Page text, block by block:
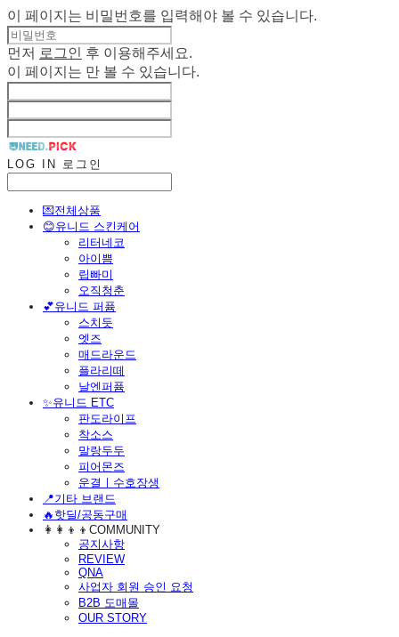
이 페이지는 비밀번호를 입력해야 볼 수 있습니다.
먼저 로그인
후 이용해주세요.
이 페이지는 만 볼 수 있습니다.
LOG IN 로그인
💌전체상품
😊유니드 스킨케어
리터네코
아이쁨
립빠미
오직청춘
💕유니드 퍼퓸
스치듯
엣즈
매드라운드
플라리떼
날엔퍼퓸
​✨유니드 ETC
판도라이프
착소스
말랑두두
피어몬즈
운결ㅣ수호장생
📍기타 브랜드
🔥핫딜/공동구매
👩‍👩‍👦‍👦COMMUNITY
공지사항
REVIEW
QNA
사업자 회원 승인 요청
B2B 도매몰
OUR STORY